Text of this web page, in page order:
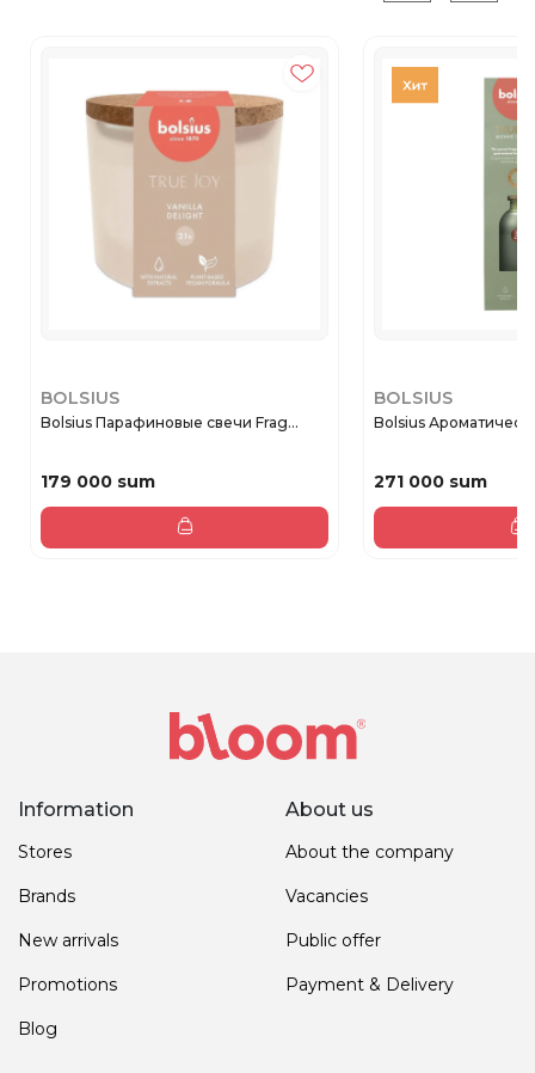
BOLSIUS
Bolsius Парафиновые свечи Frag...
179 000 sum
BOLSIUS
Bolsius
271 000 sum
Information
Stores
Brands
New arrivals
Promotions
Blog
About us
About the company
Vacancies
Public offer
Payment & Delivery